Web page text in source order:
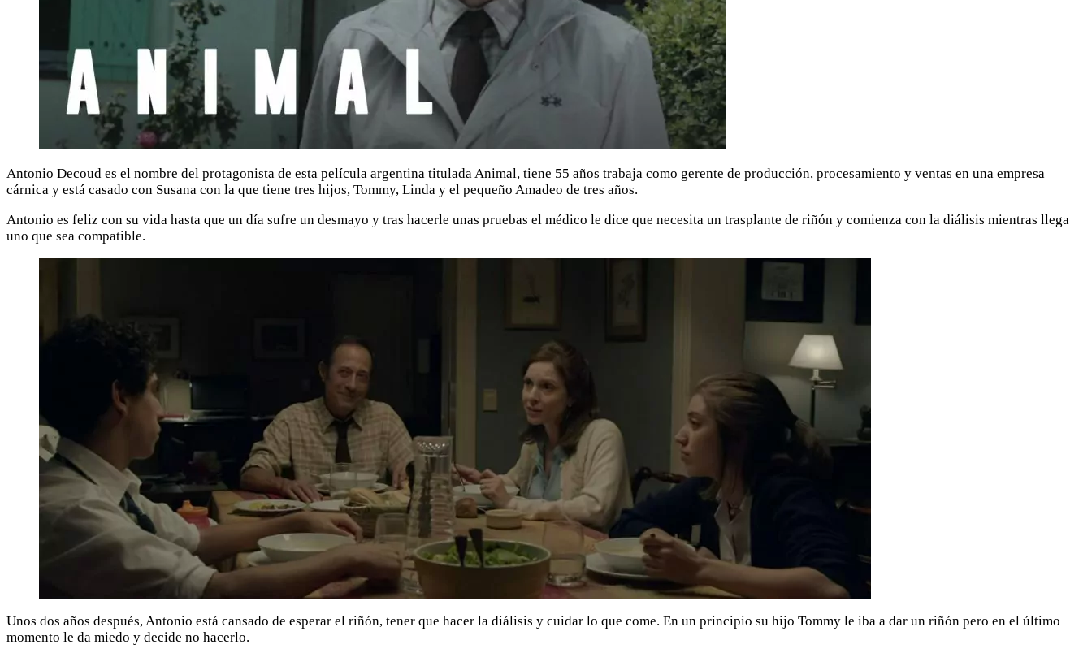
Antonio Decoud es el nombre del protagonista de esta película argentina titulada Animal, tiene 55 años trabaja como gerente de producción, procesamiento y ventas en una empresa
cárnica y está casado con Susana con la que tiene tres hijos, Tommy, Linda y el pequeño Amadeo de tres años.
Antonio es feliz con su vida hasta que un día sufre un desmayo y tras hacerle unas pruebas el médico le dice que necesita un trasplante de riñón y comienza con la diálisis mientras llega
uno que sea compatible.
Unos dos años después, Antonio está cansado de esperar el riñón, tener que hacer la diálisis y cuidar lo que come. En un principio su hijo Tommy le iba a dar un riñón pero en el último
momento le da miedo y decide no hacerlo.